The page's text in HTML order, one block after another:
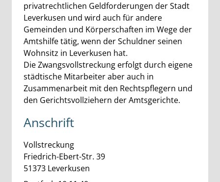
privatrechtlichen Geldforderungen der Stadt
Leverkusen und wird auch für andere
Gemeinden und Körperschaften im Wege der
Amtshilfe tätig, wenn der Schuldner seinen
Wohnsitz in Leverkusen hat.
Die Zwangsvollstreckung erfolgt durch eigene
städtische Mitarbeiter aber auch in
Zusammenarbeit mit den Rechtspflegern und
den Gerichtsvollziehern der Amtsgerichte.
Anschrift
Vollstreckung
Friedrich-Ebert-Str. 39
51373 Leverkusen